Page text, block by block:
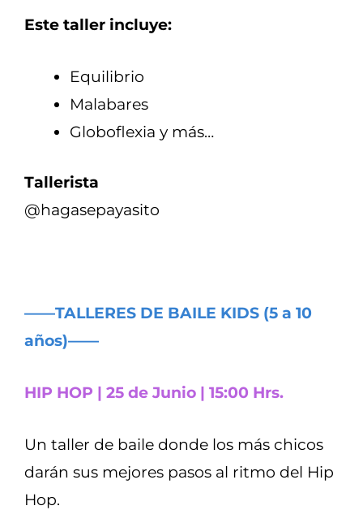
Este taller incluye:
Equilibrio
Malabares
Globoflexia y más…
Tallerista
@hagasepayasito
——TALLERES DE BAILE KIDS (5 a 10
años)——
HIP HOP | 25 de Junio | 15:00 Hrs.
Un taller de baile donde los más chicos
darán sus mejores pasos al ritmo del Hip
Hop.